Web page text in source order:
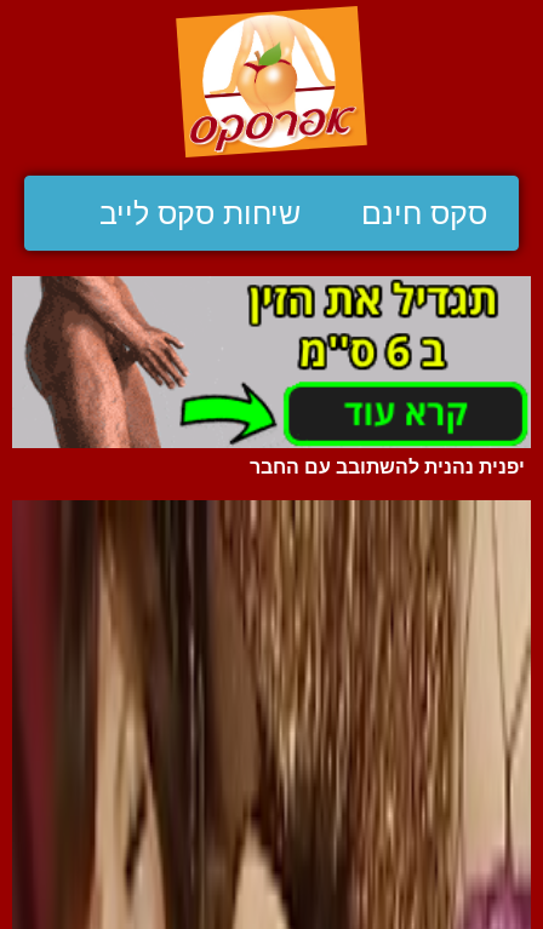
סקס חינם שיחות סקס לייב
יפנית נהנית להשתובב עם החבר